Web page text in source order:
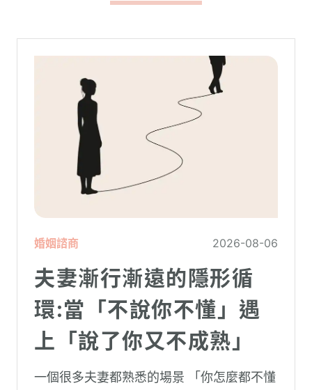
婚姻諮商 2026-08-06
夫妻漸行漸遠的隱形循
環:當「不說你不懂」遇
上「說了你又不成熟」
一個很多夫妻都熟悉的場景 「你怎麼都不懂